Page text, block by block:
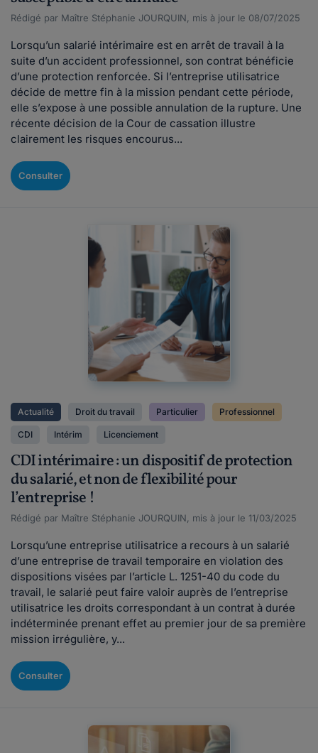
Rédigé par Maître Stéphanie JOURQUIN, mis à jour le 08/07/2025
Lorsqu’un salarié intérimaire est en arrêt de travail à la
suite d’un accident professionnel, son contrat bénéficie
d’une protection renforcée. Si l’entreprise utilisatrice
décide de mettre fin à la mission pendant cette période,
elle s’expose à une possible annulation de la rupture. Une
récente décision de la Cour de cassation illustre
clairement les risques encourus...
Consulter
Actualité Droit du travail Particulier Professionnel
CDI Intérim Licenciement
CDI intérimaire : un dispositif de protection
du salarié, et non de flexibilité pour
l’entreprise !
Rédigé par Maître Stéphanie JOURQUIN, mis à jour le 11/03/2025
Lorsqu’une entreprise utilisatrice a recours à un salarié
d’une entreprise de travail temporaire en violation des
dispositions visées par l’article L. 1251-40 du code du
travail, le salarié peut faire valoir auprès de l’entreprise
utilisatrice les droits correspondant à un contrat à durée
indéterminée prenant effet au premier jour de sa première
mission irrégulière, y...
Consulter